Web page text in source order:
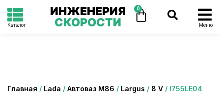
Каталог
ИНЖЕНЕРИЯ
СКОРОСТИ
0
Меню
Главная / Lada / Автоваз М86 / Largus / 8 V / I755LE04